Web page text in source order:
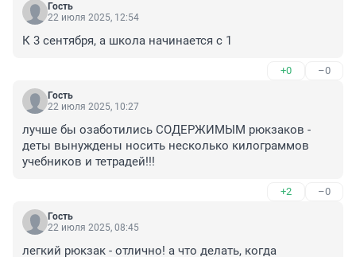
Гость
22 июля 2025, 12:54
К 3 сентября, а школа начинается с 1
+0 –0
Гость
22 июля 2025, 10:27
лучше бы озаботились СОДЕРЖИМЫМ рюкзаков -
деты вынуждены носить несколько килограммов
учебников и тетрадей!!!
+2 –0
Гость
22 июля 2025, 08:45
легкий рюкзак - отлично! а что делать, когда